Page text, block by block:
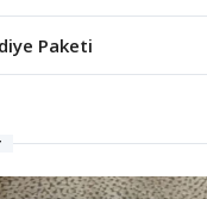
Paketi